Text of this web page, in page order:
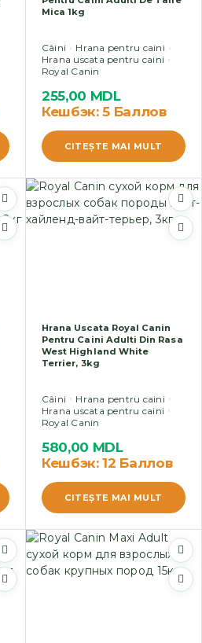
Mica 1kg
Câini
Hrana pentru caini
Hrana uscata pentru caini
Royal Canin
255,00 MDL
Кешбэк:5 Баллов
CITEŞTE MAI MULT
Hrana Uscata Royal Canin
Pentru Caini Adulti Din Rasa
West Highland White
Terrier, 3kg
Câini
Hrana pentru caini
Hrana uscata pentru caini
Royal Canin
580,00 MDL
Кешбэк:12 Баллов
CITEŞTE MAI MULT